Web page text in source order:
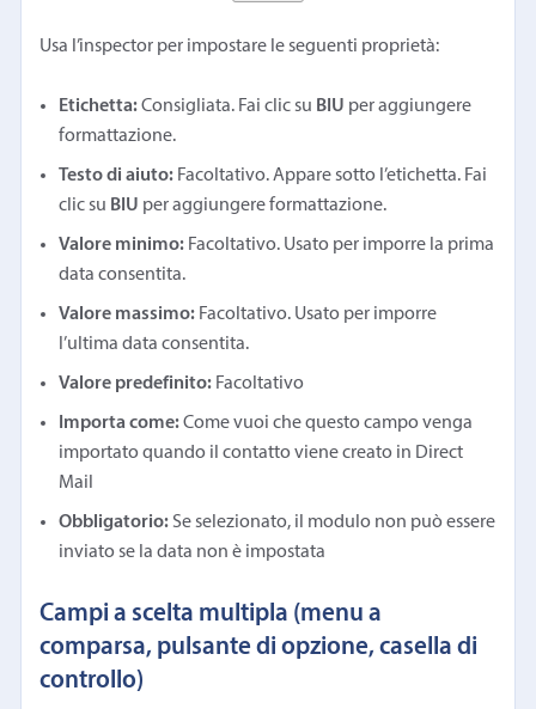
Usa l’inspector per impostare le seguenti proprietà:
Etichetta:Consigliata. Fai clic su BIU per aggiungere
formattazione.
Testo di aiuto: Facoltativo. Appare sotto l’etichetta. Fai
clic su BIU per aggiungere formattazione.
Valore minimo: Facoltativo. Usato per imporre la prima
data consentita.
Valore massimo: Facoltativo. Usato per imporre
l’ultima data consentita.
Valore predefinito: Facoltativo
Importa come:Come vuoi che questo campo venga
importato quando il contatto viene creato in Direct
Mail
Obbligatorio: Se selezionato, il modulo non può essere
inviato se la data non è impostata
Campi a scelta multipla (menu a
comparsa, pulsante di opzione, casella di
controllo)